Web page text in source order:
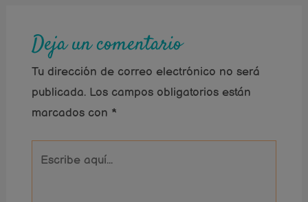
Deja un comentario
Tu dirección de correo electrónico no será
publicada. Los campos obligatorios están
marcados con *